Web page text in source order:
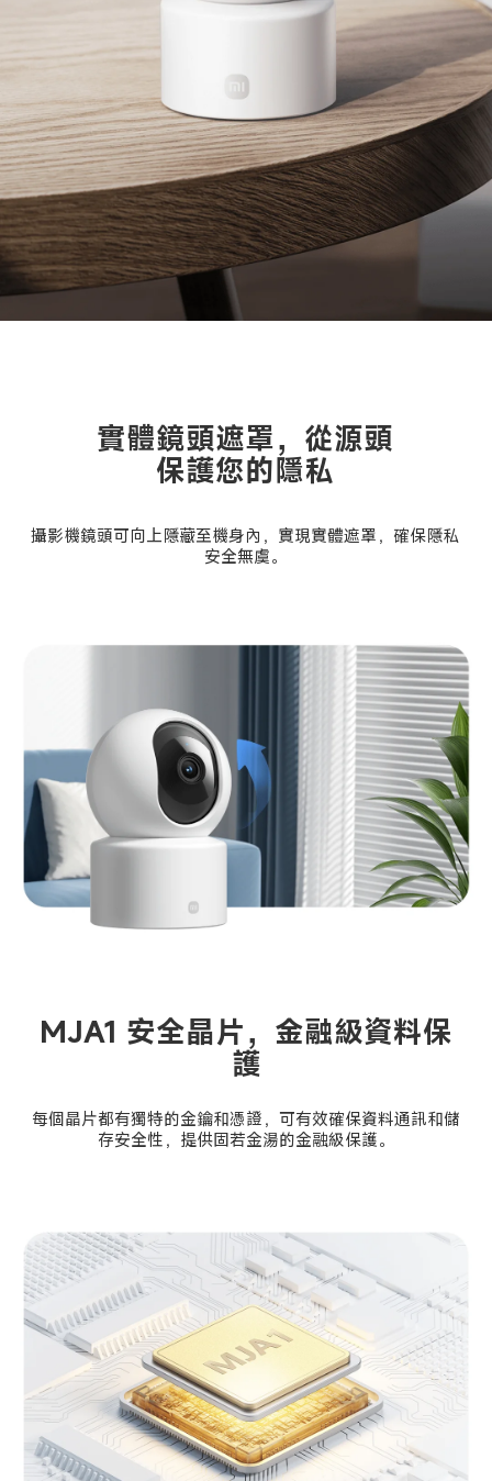
實體鏡頭遮罩，從源頭
保護您的隱私
攝影機鏡頭可向上隱藏至機身內，實現實體遮罩，確保隱私
安全無虞。
MJA1 安全晶片，金融級資料保
護
每個晶片都有獨特的金鑰和憑證，可有效確保資料通訊和儲
存安全性，提供固若金湯的金融級保護。